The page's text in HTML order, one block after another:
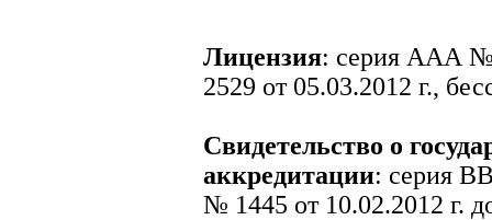
Лицензия: серия ААА №
2529 от 05.03.2012 г.,
Свидетельство о
аккредитации: серия
№ 1445 от 10.02.2012 г.